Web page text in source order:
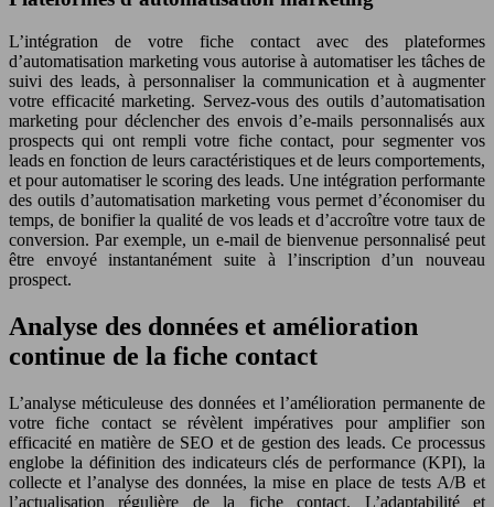
L’intégration de votre fiche contact avec des plateformes
d’automatisation marketing vous autorise à automatiser les tâches de
suivi des leads, à personnaliser la communication et à augmenter
votre efficacité marketing. Servez-vous des outils d’automatisation
marketing pour déclencher des envois d’e-mails personnalisés aux
prospects qui ont rempli votre fiche contact, pour segmenter vos
leads en fonction de leurs caractéristiques et de leurs comportements,
et pour automatiser le scoring des leads. Une intégration performante
des outils d’automatisation marketing vous permet d’économiser du
temps, de bonifier la qualité de vos leads et d’accroître votre taux de
conversion. Par exemple, un e-mail de bienvenue personnalisé peut
être envoyé instantanément suite à l’inscription d’un nouveau
prospect.
Analyse des données et amélioration
continue de la fiche contact
L’analyse méticuleuse des données et l’amélioration permanente de
votre fiche contact se révèlent impératives pour amplifier son
efficacité en matière de SEO et de gestion des leads. Ce processus
englobe la définition des indicateurs clés de performance (KPI), la
collecte et l’analyse des données, la mise en place de tests A/B et
l’actualisation régulière de la fiche contact. L’adaptabilité et